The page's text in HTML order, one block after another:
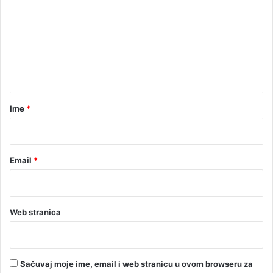
rIme *
Email *
Web stranica
Sačuvaj moje ime, email i web stranicu u ovom browseru za